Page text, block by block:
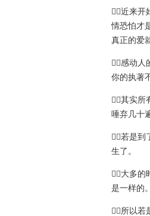
近来开
情恐怕才
真正的爱
感动人
你的执著
其实所
唾弃几十
若是到
生了。
大多的
是一样的
所以若